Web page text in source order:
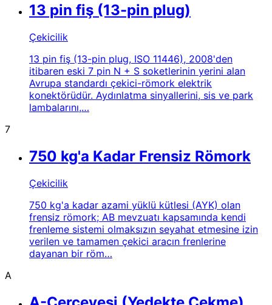
13 pin fiş (13-pin plug)
Çekicilik
13 pin fiş (13-pin plug, ISO 11446), 2008'den
itibaren eski 7 pin N + S soketlerinin yerini alan
Avrupa standardı çekici-römork elektrik
konektörüdür. Aydınlatma sinyallerini, sis ve park
lambalarını,…
7
750 kg'a Kadar Frensiz Römork
Çekicilik
750 kg'a kadar azami yüklü kütlesi (AYK) olan
frensiz römork; AB mevzuatı kapsamında kendi
frenleme sistemi olmaksızın seyahat etmesine izin
verilen ve tamamen çekici aracın frenlerine
dayanan bir röm…
A